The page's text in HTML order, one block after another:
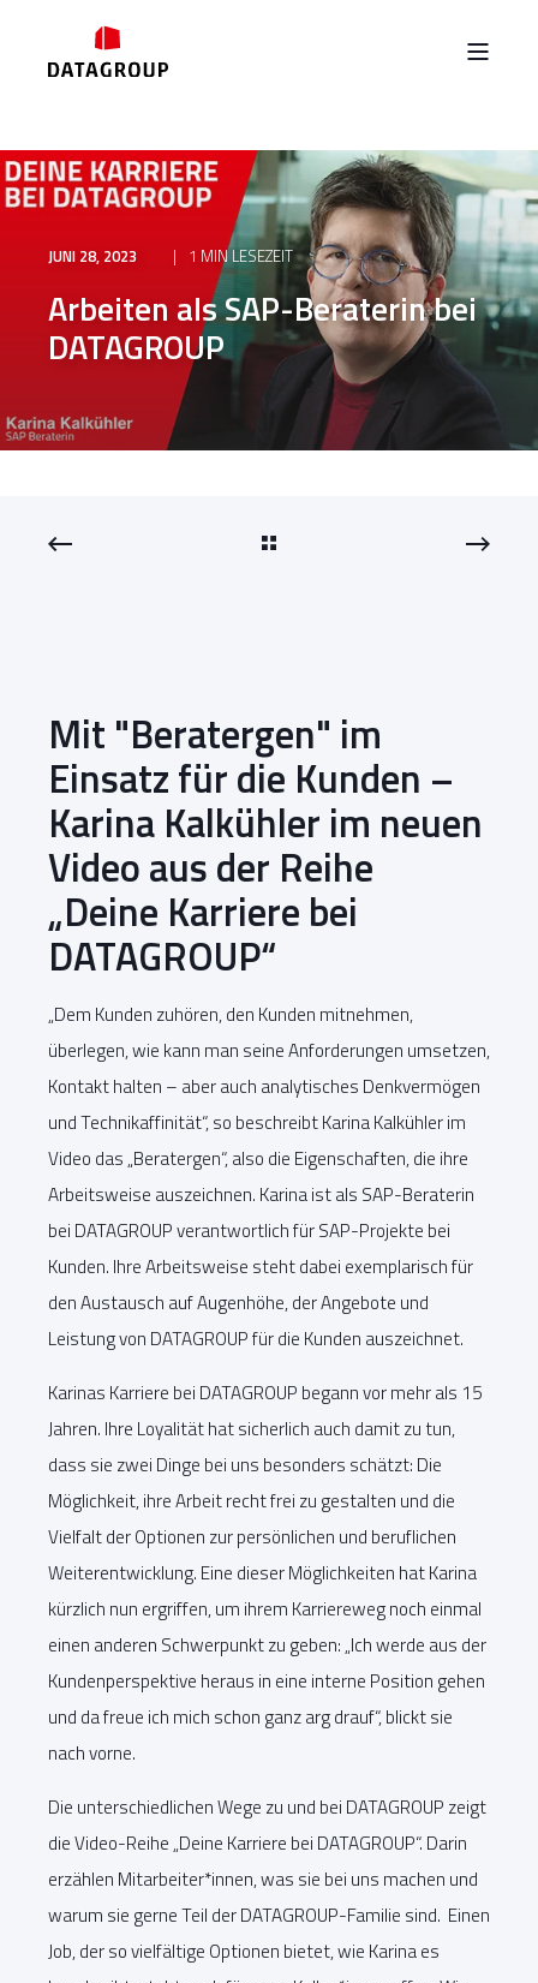
JUNI 28, 2023 1 MIN LESEZEIT
Arbeiten als SAP-Beraterin bei
DATAGROUP
Mit "Beratergen" im
Einsatz für die Kunden –
Karina Kalkühler im neuen
Video aus der Reihe
„Deine Karriere bei
DATAGROUP“
„Dem Kunden zuhören, den Kunden mitnehmen,
überlegen, wie kann man seine Anforderungen umsetzen,
Kontakt halten – aber auch analytisches Denkvermögen
und Technikaffinität“, so beschreibt Karina Kalkühler im
Video das „Beratergen“, also die Eigenschaften, die ihre
Arbeitsweise auszeichnen. Karina ist als SAP-Beraterin
bei DATAGROUP verantwortlich für SAP-Projekte bei
Kunden. Ihre Arbeitsweise steht dabei exemplarisch für
den Austausch auf Augenhöhe, der Angebote und
Leistung von DATAGROUP für die Kunden auszeichnet.
Karinas Karriere bei DATAGROUP begann vor mehr als 15
Jahren. Ihre Loyalität hat sicherlich auch damit zu tun,
dass sie zwei Dinge bei uns besonders schätzt: Die
Möglichkeit, ihre Arbeit recht frei zu gestalten und die
Vielfalt der Optionen zur persönlichen und beruflichen
Weiterentwicklung. Eine dieser Möglichkeiten hat Karina
kürzlich nun ergriffen, um ihrem Karriereweg noch einmal
einen anderen Schwerpunkt zu geben: „Ich werde aus der
Kundenperspektive heraus in eine interne Position gehen
und da freue ich mich schon ganz arg drauf“, blickt sie
nach vorne.
Die unterschiedlichen Wege zu und bei DATAGROUP zeigt
die Video-Reihe „Deine Karriere bei DATAGROUP“. Darin
erzählen Mitarbeiter*innen, was sie bei uns machen und
warum sie gerne Teil der DATAGROUP-Familie sind. Einen
Job, der so vielfältige Optionen bietet, wie Karina es